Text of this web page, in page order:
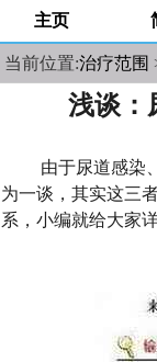
主页
当前位置:治疗范围
浅谈：
由于尿道感染、
为一谈，其实这三
系，小编就给大家